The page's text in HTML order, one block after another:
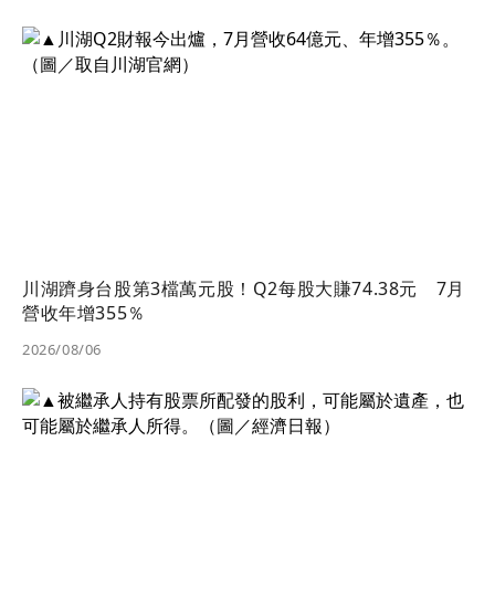
川湖躋身台股第3檔萬元股！Q2每股大賺74.38元 7月
營收年增355％
2026/08/06